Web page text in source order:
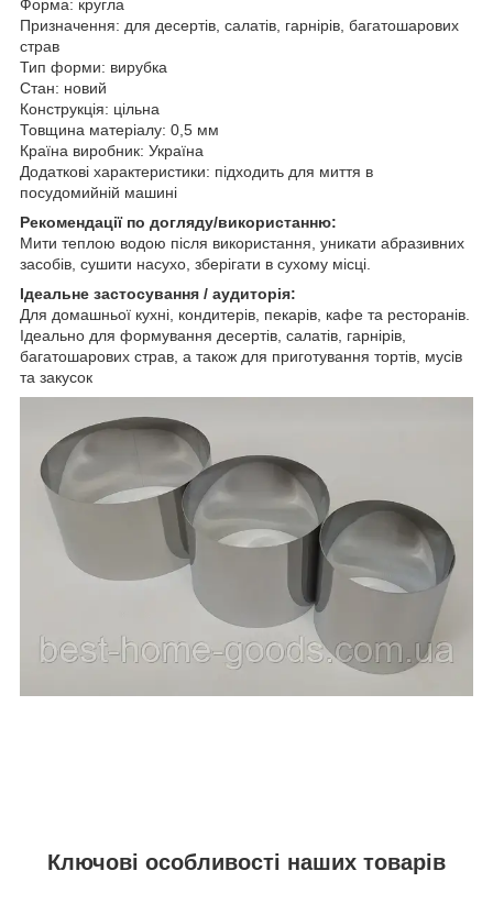
Форма: кругла
Призначення: для десертів, салатів, гарнірів, багатошарових
страв
Тип форми: вирубка
Стан: новий
Конструкція: цільна
Товщина матеріалу: 0,5 мм
Країна виробник: Україна
Додаткові характеристики: підходить для миття в
посудомийній машині
Рекомендації по догляду/використанню:
Мити теплою водою після використання, уникати абразивних
засобів, сушити насухо, зберігати в сухому місці.
Ідеальне застосування / аудиторія:
Для домашньої кухні, кондитерів, пекарів, кафе та ресторанів.
Ідеально для формування десертів, салатів, гарнірів,
багатошарових страв, а також для приготування тортів, мусів
та закусок
Ключові особливості наших товарів